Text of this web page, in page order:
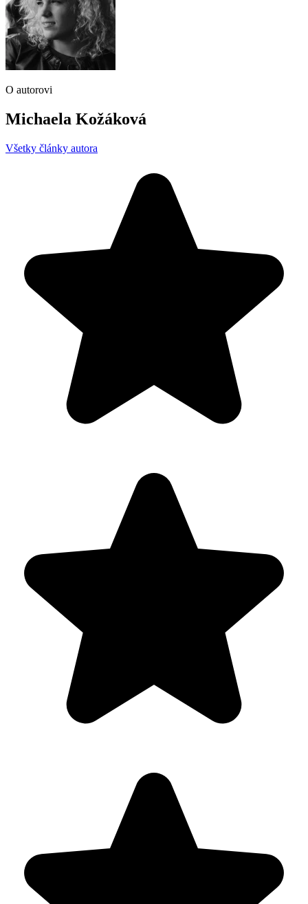
O autorovi
Michaela Kožáková
Všetky články autora